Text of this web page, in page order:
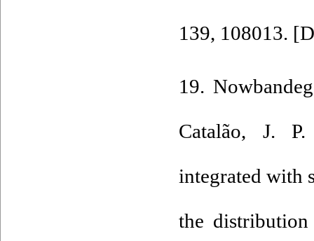
139, 108013. [
19.
Catalão, J.
integrated with
the